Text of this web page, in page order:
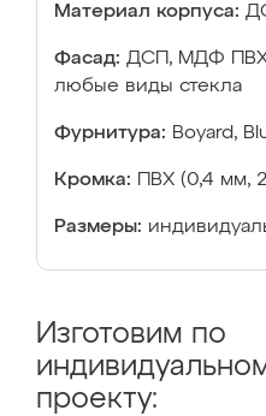
Материал корпуса:
Фасад: ДСП, МДФ ПВХ,
любые виды стекла
Фурнитура: Boyard,
Кромка: ПВХ (0,4 мм,
Размеры:
Изготовим по
проекту: